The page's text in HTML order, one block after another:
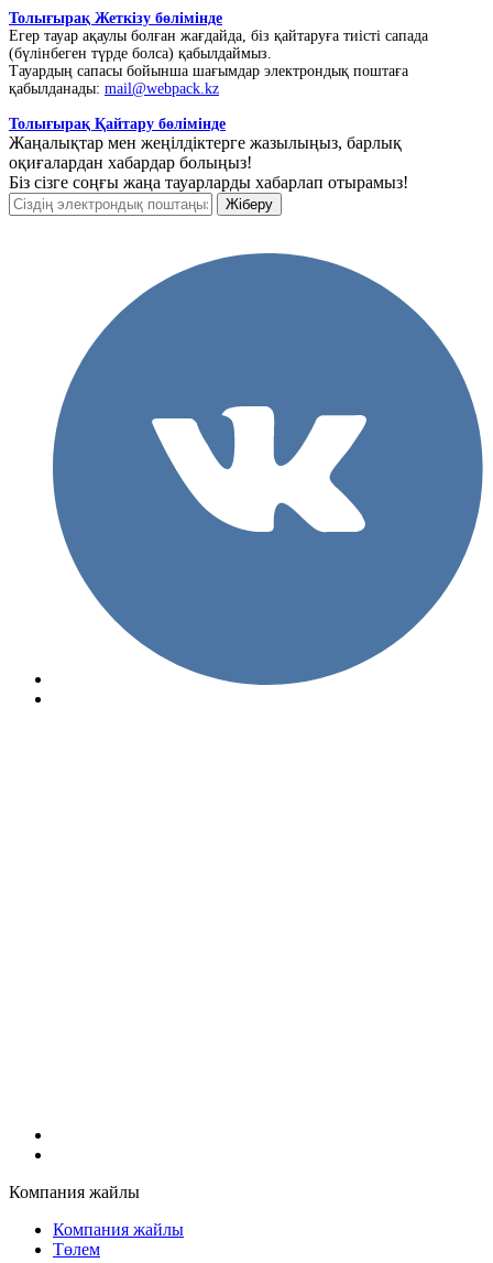
Толығырақ Жеткізу бөлімінде
Егер тауар ақаулы болған жағдайда, біз қайтаруға тиісті сапада
(бүлінбеген түрде болса) қабылдаймыз.
Тауардың сапасы бойынша шағымдар электрондық поштаға
қабылданады: mail@webpack.kz
Толығырақ Қайтару бөлімінде
Жаңалықтар мен жеңілдіктерге жазылыңыз, барлық
оқиғалардан хабардар болыңыз!
Біз сізге соңғы жаңа тауарларды хабарлап отырамыз!
Компания жайлы
Компания жайлы
Төлем